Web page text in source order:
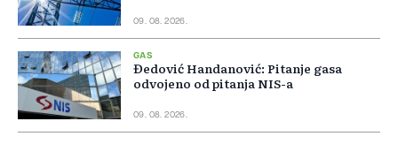
09. 08. 2026.
GAS
Đedović Handanović: Pitanje gasa
odvojeno od pitanja NIS-a
09. 08. 2026.